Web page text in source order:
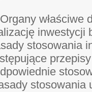
właściwe
inwestycji
stosowania